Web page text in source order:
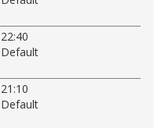
22:40
Default
21:10
Default